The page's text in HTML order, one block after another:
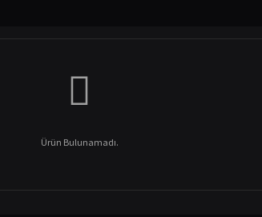
Ürün Bulunamadı.